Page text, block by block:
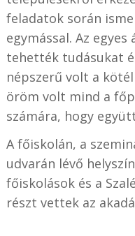
feladatok során
egymással. Az
tehették tudásukat
népszerű volt a
öröm volt mind a
számára, hogy
A főiskolán, a
udvarán lévő
főiskolások és a
részt vettek az